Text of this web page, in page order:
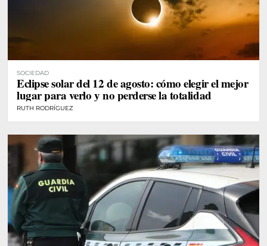
SOCIEDAD
Eclipse solar del 12 de agosto: cómo elegir el mejor
lugar para verlo y no perderse la totalidad
RUTH RODRÍGUEZ